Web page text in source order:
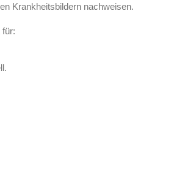
Krankheitsbildern nachweisen.
für: